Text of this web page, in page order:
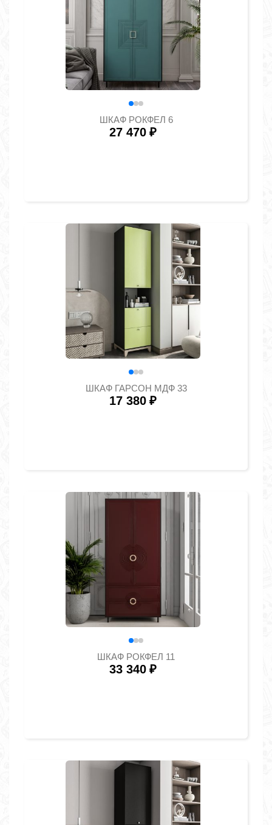
ШКАФ РОКФЕЛ 6
27 470 ₽
ШКАФ ГАРСОН МДФ 33
17 380 ₽
ШКАФ РОКФЕЛ 11
33 340 ₽